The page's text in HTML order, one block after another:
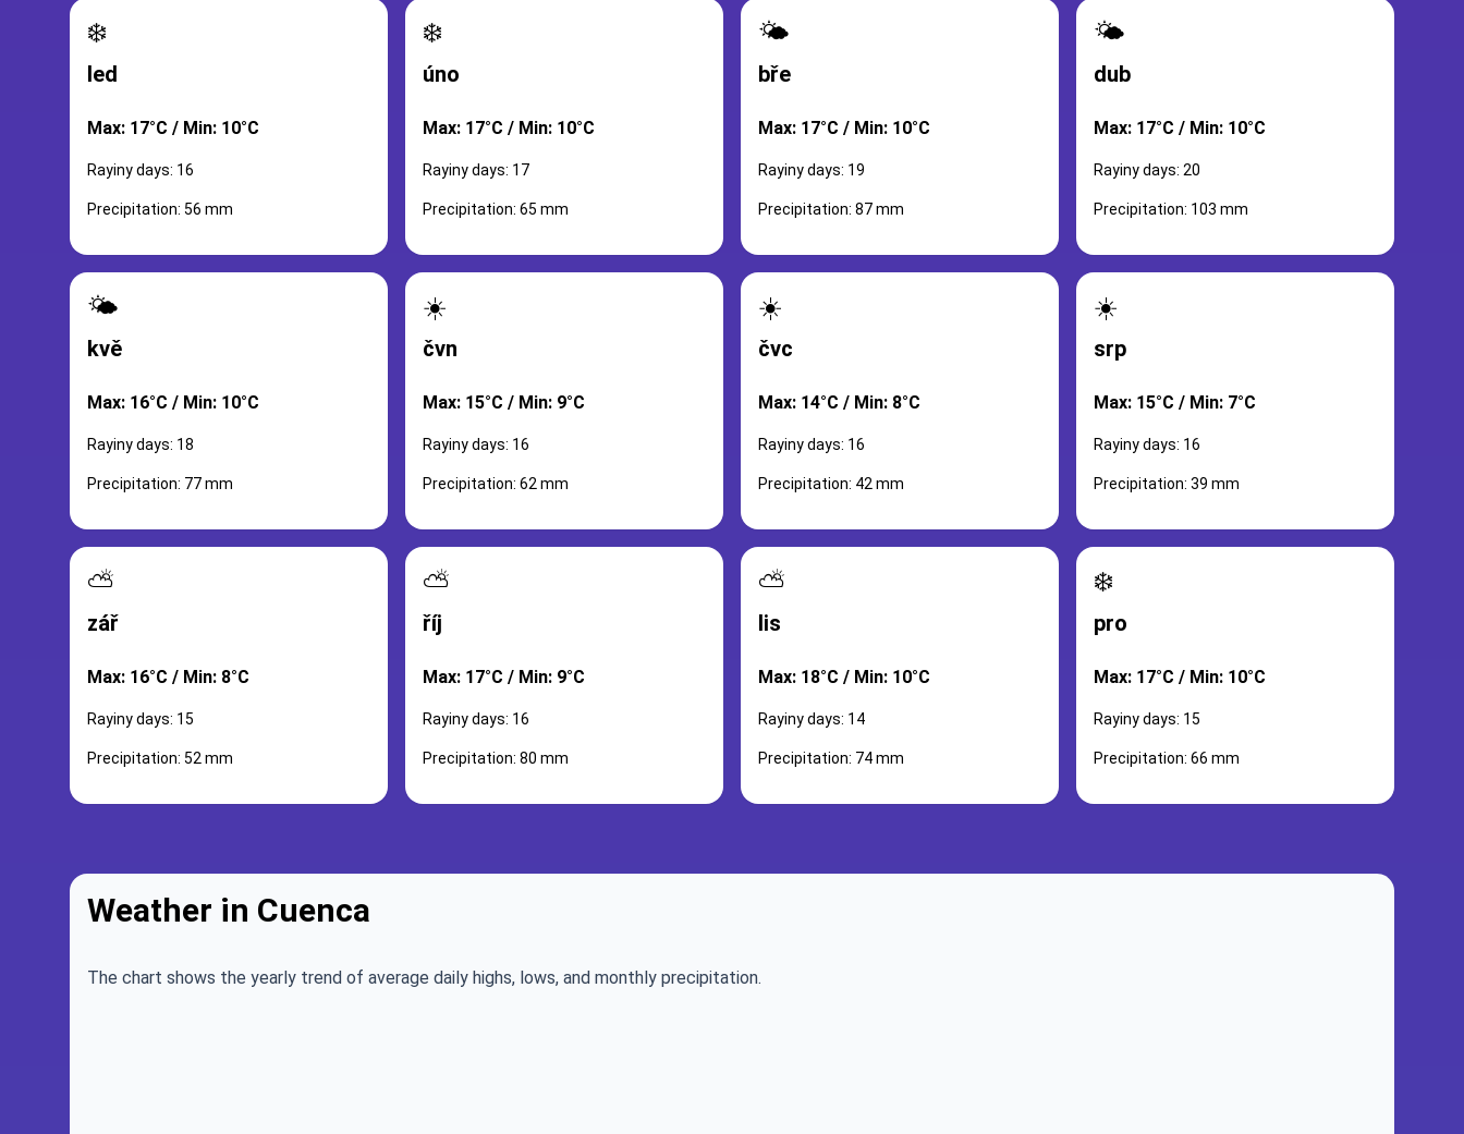
❄️
led
Max: 17°C / Min: 10°C
Rayiny days: 16
Precipitation: 56 mm
❄️
úno
Max: 17°C / Min: 10°C
Rayiny days: 17
Precipitation: 65 mm
🌤️
bře
Max: 17°C / Min: 10°C
Rayiny days: 19
Precipitation: 87 mm
🌤️
dub
Max: 17°C / Min: 10°C
Rayiny days: 20
Precipitation: 103 mm
🌤️
kvě
Max: 16°C / Min: 10°C
Rayiny days: 18
Precipitation: 77 mm
☀️
čvn
Max: 15°C / Min: 9°C
Rayiny days: 16
Precipitation: 62 mm
☀️
čvc
Max: 14°C / Min: 8°C
Rayiny days: 16
Precipitation: 42 mm
☀️
srp
Max: 15°C / Min: 7°C
Rayiny days: 16
Precipitation: 39 mm
⛅
zář
Max: 16°C / Min: 8°C
Rayiny days: 15
Precipitation: 52 mm
⛅
říj
Max: 17°C / Min: 9°C
Rayiny days: 16
Precipitation: 80 mm
⛅
lis
Max: 18°C / Min: 10°C
Rayiny days: 14
Precipitation: 74 mm
❄️
pro
Max: 17°C / Min: 10°C
Rayiny days: 15
Precipitation: 66 mm
Weather in Cuenca
The chart shows the yearly trend of average daily highs, lows, and monthly precipitation.